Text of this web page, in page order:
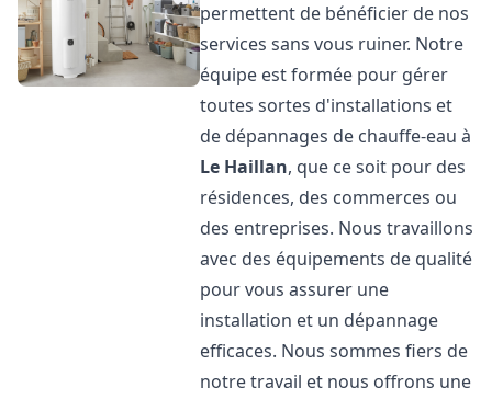
permettent de bénéficier de nos
services sans vous ruiner. Notre
équipe est formée pour gérer
toutes sortes d'installations et
de dépannages de chauffe-eau à
Le Haillan, que ce soit pour des
résidences, des commerces ou
des entreprises. Nous travaillons
avec des équipements de qualité
pour vous assurer une
installation et un dépannage
efficaces. Nous sommes fiers de
notre travail et nous offrons une